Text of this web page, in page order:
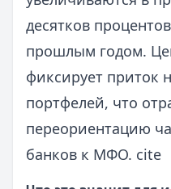
десятков
прошлым годом.
фиксирует приток
портфелей, что
переориентацию
банков к МФО. cite